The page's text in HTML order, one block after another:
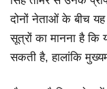
दोनों नेताओं के बीच
सूत्रों का मानना है कि
सकती है, हालांकि